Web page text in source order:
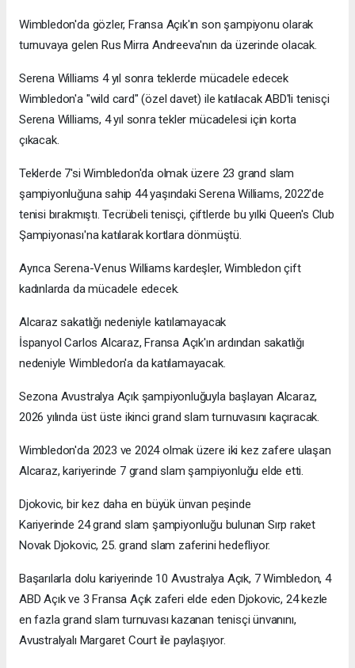
Wimbledon'da gözler, Fransa Açık'ın son şampiyonu olarak
turnuvaya gelen Rus Mirra Andreeva'nın da üzerinde olacak.
Serena Williams 4 yıl sonra teklerde mücadele edecek
Wimbledon'a "wild card" (özel davet) ile katılacak ABD'li tenisçi
Serena Williams, 4 yıl sonra tekler mücadelesi için korta
çıkacak.
Teklerde 7'si Wimbledon'da olmak üzere 23 grand slam
şampiyonluğuna sahip 44 yaşındaki Serena Williams, 2022'de
tenisi bırakmıştı. Tecrübeli tenisçi, çiftlerde bu yılki Queen's Club
Şampiyonası'na katılarak kortlara dönmüştü.
Ayrıca Serena-Venus Williams kardeşler, Wimbledon çift
kadınlarda da mücadele edecek.
Alcaraz sakatlığı nedeniyle katılamayacak
İspanyol Carlos Alcaraz, Fransa Açık'ın ardından sakatlığı
nedeniyle Wimbledon'a da katılamayacak.
Sezona Avustralya Açık şampiyonluğuyla başlayan Alcaraz,
2026 yılında üst üste ikinci grand slam turnuvasını kaçıracak.
Wimbledon'da 2023 ve 2024 olmak üzere iki kez zafere ulaşan
Alcaraz, kariyerinde 7 grand slam şampiyonluğu elde etti.
Djokovic, bir kez daha en büyük ünvan peşinde
Kariyerinde 24 grand slam şampiyonluğu bulunan Sırp raket
Novak Djokovic, 25. grand slam zaferini hedefliyor.
Başarılarla dolu kariyerinde 10 Avustralya Açık, 7 Wimbledon, 4
ABD Açık ve 3 Fransa Açık zaferi elde eden Djokovic, 24 kezle
en fazla grand slam turnuvası kazanan tenisçi ünvanını,
Avustralyalı Margaret Court ile paylaşıyor.